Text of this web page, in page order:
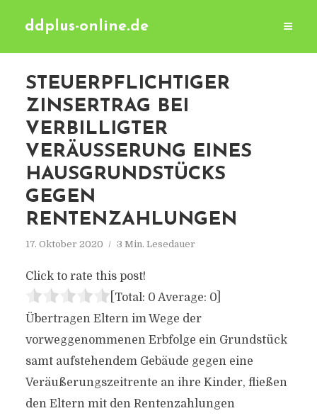
ddplus-online.de
STEUERPFLICHTIGER
ZINSERTRAG BEI
VERBILLIGTER
VERÄUSSERUNG EINES H
AUSGRUNDSTÜCKS G
EGEN R
ENTENZAHLUNGEN
17. Oktober 2020 3 Min. Lesedauer
Click to rate this post!
[Total: 0 Average: 0]
Übertragen Eltern im Wege der
vorweggenommenen Erbfolge ein Grundstück
samt aufstehendem Gebäude gegen eine
Veräußerungszeitrente an ihre Kinder, fließen
den Eltern mit den Rentenzahlungen